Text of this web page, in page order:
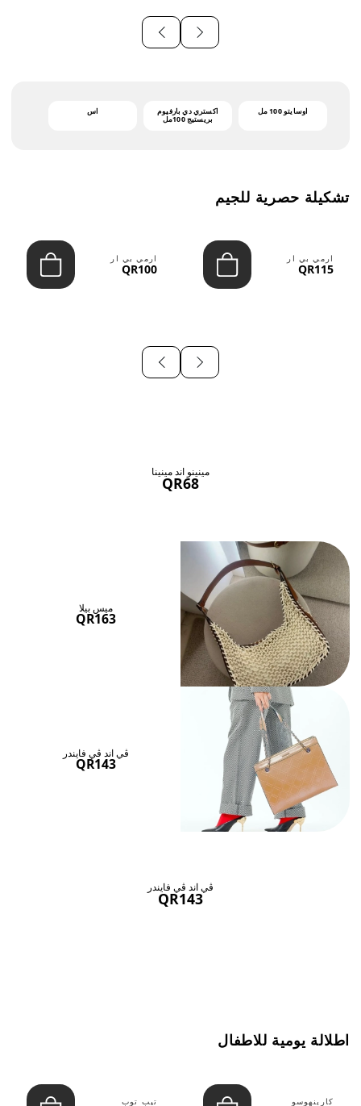
أوسايتو 100 مل
اكستري دي بارفيوم
بريستيج 100مل
اس
تشكيلة حصرية للجيم
ارمي بي ار
QR115
ارمي بي ار
QR100
مينينو اند مينينا
QR68
ميس بيلا
QR163
ڤي اند ڤي فايندر
QR143
ڤي اند ڤي فايندر
QR143
اطلالة يومية للاطفال
كارينهوسو تيب توب